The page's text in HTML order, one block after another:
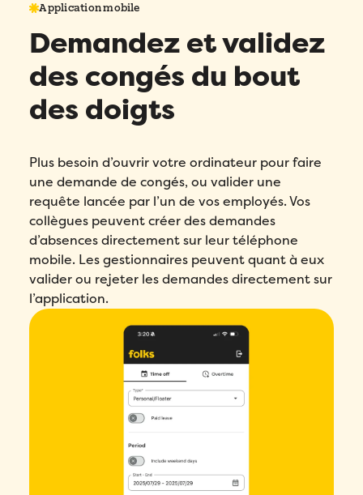
Application mobile
Demandez et validez
des congés du bout
des doigts
Plus besoin d’ouvrir votre ordinateur pour faire
une demande de congés, ou valider une
requête lancée par l’un de vos employés. Vos
collègues peuvent créer des demandes
d’absences directement sur leur téléphone
mobile. Les gestionnaires peuvent quant à eux
valider ou rejeter les demandes directement sur
l’application.